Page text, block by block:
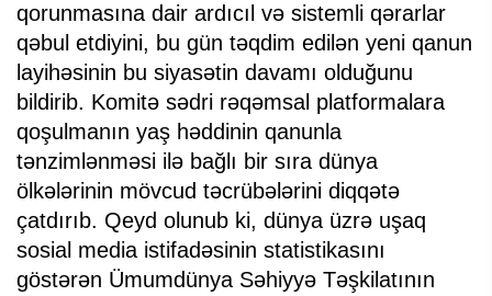
qorunmasına dair ardıcıl və sistemli qərarlar
qəbul etdiyini, bu gün təqdim edilən yeni qanun
layihəsinin bu siyasətin davamı olduğunu
bildirib. Komitə sədri rəqəmsal platformalara
qoşulmanın yaş həddinin qanunla
tənzimlənməsi ilə bağlı bir sıra dünya
ölkələrinin mövcud təcrübələrini diqqətə
çatdırıb. Qeyd olunub ki, dünya üzrə uşaq
sosial media istifadəsinin statistikasını
göstərən Ümumdünya Səhiyyə Təşkilatının